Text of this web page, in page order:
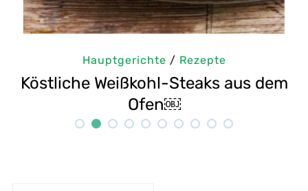
Hauptgerichte/Rezepte
Selbstgemachte Tahini: Sesampaste
Rezept